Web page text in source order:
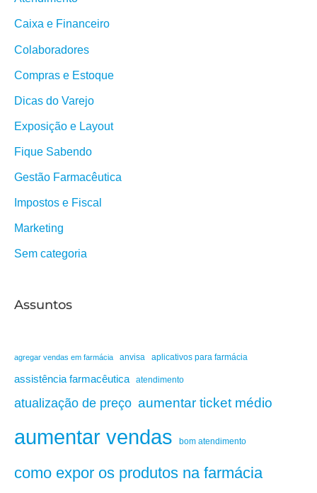
Caixa e Financeiro
Colaboradores
Compras e Estoque
Dicas do Varejo
Exposição e Layout
Fique Sabendo
Gestão Farmacêutica
Impostos e Fiscal
Marketing
Sem categoria
Assuntos
agregar vendas em farmácia anvisa aplicativos para farmácia
assistência farmacêutica atendimento
atualização de preço aumentar ticket médio
aumentar vendas bom atendimento
como expor os produtos na farmácia